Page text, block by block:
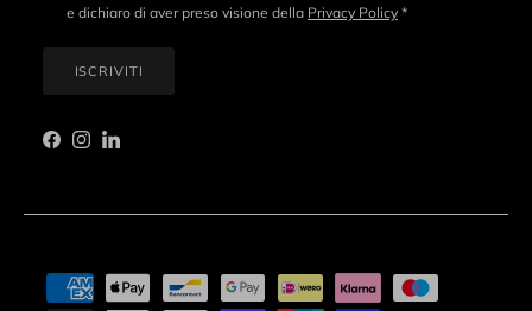
e dichiaro di aver preso visione della Privacy Policy *
ISCRIVITI
Facebook
Instagram
LinkedIn